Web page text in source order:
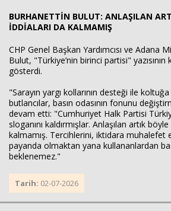
BURHANETTİN BULUT: ANLAŞILAN
İDDİALARI DA KALMAMIŞ
CHP Genel Başkan Yardımcısı ve Adana
Bulut, "Türkiye’nin birinci partisi" yazısının
gösterdi.
"Sarayın yargı kollarının desteği ile
butlancılar, basın odasının fonunu
devam etti: "Cumhuriyet Halk Partisi
sloganını kaldırmışlar. Anlaşılan artık
kalmamış. Tercihlerini, iktidara muhalefet
payanda olmaktan yana kullananlardan
beklenemez."
Tarih: 02-07-2026